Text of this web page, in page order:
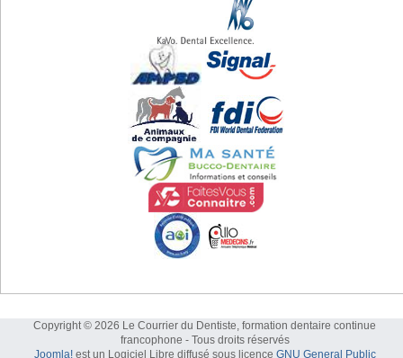
Copyright © 2026 Le Courrier du Dentiste, formation dentaire continue
francophone - Tous droits réservés
Joomla!est un Logiciel Libre diffusé sous licence GNU General Public